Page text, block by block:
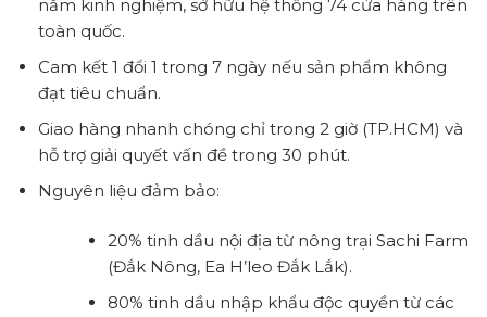
năm kinh nghiệm, sở hữu hệ thống 74 cửa hàng trên
toàn quốc.
Cam kết 1 đổi 1 trong 7 ngày nếu sản phẩm không
đạt tiêu chuẩn.
Giao hàng nhanh chóng chỉ trong 2 giờ (TP.HCM) và
hỗ trợ giải quyết vấn đề trong 30 phút.
Nguyên liệu đảm bảo:
20% tinh dầu nội địa từ nông trại Sachi Farm
(Đắk Nông, Ea H’leo Đắk Lắk).
80% tinh dầu nhập khẩu độc quyền từ các